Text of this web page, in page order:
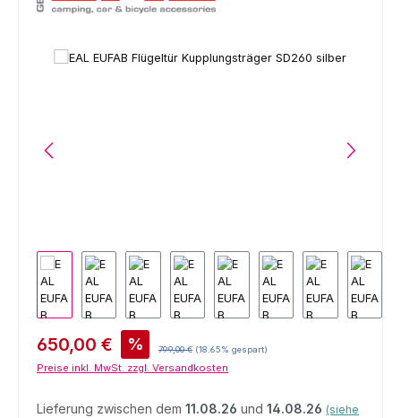
Bildergalerie überspringen
Verkaufspreis:
650,00 € % Regulärer Preis:
799,00 € (18.65% gespart)
Preise inkl. MwSt. zzgl. Versandkosten
Lieferung zwischen dem 11.08.26 und 14.08.26 (siehe